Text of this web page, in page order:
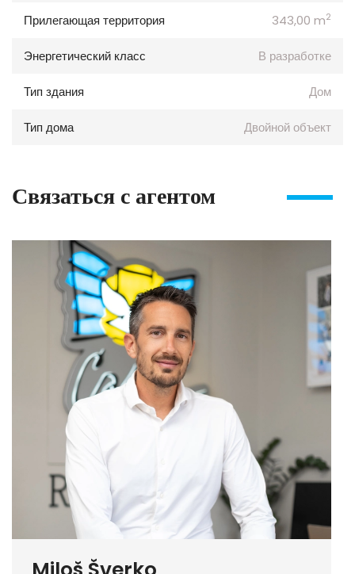
Прилегающая территория 343,00 m2
Энергетический класс В разработке
Тип здания Дом
Тип дома Двойной объект
Связаться с агентом